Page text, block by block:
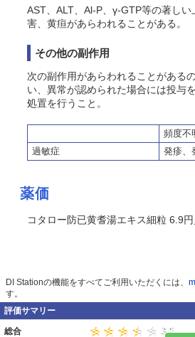
AST、ALT、Al-P、γ-GTP等の著し
害、黄疸があらわれることがある。
その他の副作用
次の副作用があらわれることがある
い、異常が認められた場合には投与
処置を行うこと。
頻度不
過敏症
発疹、
薬価
コタロー防已黄耆湯エキス細粒 6.9円
DI Stationの機能をすべてご利用いただくには、
す。
評価サマリー
総合